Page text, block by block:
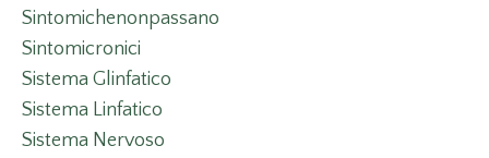
Sintomichenonpassano
Sintomicronici
Sistema Glinfatico
Sistema Linfatico
Sistema Nervoso